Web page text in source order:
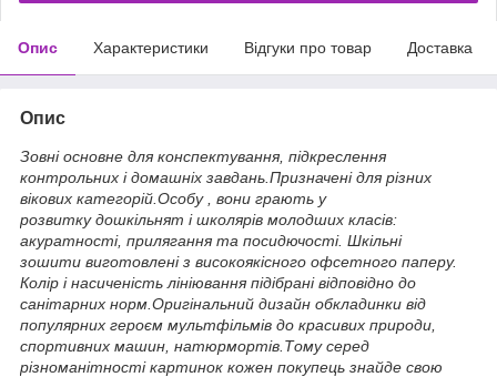
Опис Характеристики Відгуки про товар Доставка
Опис
Зовні основне для конспектування, підкреслення
контрольних і домашніх завдань.Призначені для різних
вікових категорій.Особу , вони грають у
розвитку дошкільнят і школярів молодших класів:
акуратності, прилягання та посидючості. Шкільні
зошити виготовлені з високоякісного офсетного паперу.
Колір і насиченість лініювання підібрані відповідно до
санітарних норм.Оригінальний дизайн обкладинки від
популярних героєм мультфільмів до красивих природи,
спортивних машин, натюрмортів.Тому серед
різноманітності картинок кожен покупець знайде свою